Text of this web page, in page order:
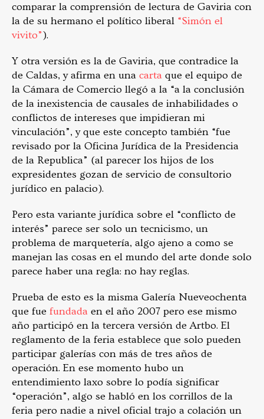
comparar la comprensión de lectura de Gaviria con
la de su hermano el político liberal “Simón el
vivito”).
Y otra versión es la de Gaviria, que contradice la
de Caldas, y afirma en una carta que el equipo de
la Cámara de Comercio llegó a la “a la conclusión
de la inexistencia de causales de inhabilidades o
conflictos de intereses que impidieran mi
vinculación”, y que este concepto también “fue
revisado por la Oficina Jurídica de la Presidencia
de la Republica” (al parecer los hijos de los
expresidentes gozan de servicio de consultorio
jurídico en palacio).
Pero esta variante jurídica sobre el “conflicto de
interés” parece ser solo un tecnicismo, un
problema de marquetería, algo ajeno a como se
manejan las cosas en el mundo del arte donde solo
parece haber una regla: no hay reglas.
Prueba de esto es la misma Galería Nueveochenta
que fue fundada en el año 2007 pero ese mismo
año participó en la tercera versión de Artbo. El
reglamento de la feria establece que solo pueden
participar galerías con más de tres años de
operación. En ese momento hubo un
entendimiento laxo sobre lo podía significar
“operación”, algo se habló en los corrillos de la
feria pero nadie a nivel oficial trajo a colación un